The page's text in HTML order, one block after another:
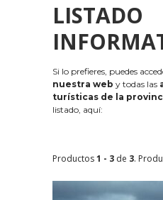
LISTADO
Si lo prefieres, puedes
nuestra web y todas las
turísticas de la
listado, aquí:
Productos1 - 3 de 3.